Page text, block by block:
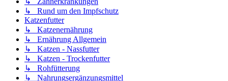
↳ Rund um den Impfschutz
Katzenfutter
↳ Katzenernährung
↳ Ernährung Allgemein
↳ Katzen - Nassfutter
↳ Katzen - Trockenfutter
↳ Rohfütterung
↳ Nahrungsergänzungsmittel